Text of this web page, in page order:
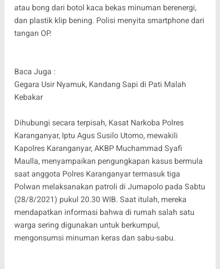
atau bong dari botol kaca bekas minuman berenergi,
dan plastik klip bening. Polisi menyita smartphone dari
tangan OP.
Baca Juga :
Gegara Usir Nyamuk, Kandang Sapi di Pati Malah
Kebakar
Dihubungi secara terpisah, Kasat Narkoba Polres
Karanganyar, Iptu Agus Susilo Utomo, mewakili
Kapolres Karanganyar, AKBP Muchammad Syafi
Maulla, menyampaikan pengungkapan kasus bermula
saat anggota Polres Karanganyar termasuk tiga
Polwan melaksanakan patroli di Jumapolo pada Sabtu
(28/8/2021) pukul 20.30 WIB. Saat itulah, mereka
mendapatkan informasi bahwa di rumah salah satu
warga sering digunakan untuk berkumpul,
mengonsumsi minuman keras dan sabu-sabu.